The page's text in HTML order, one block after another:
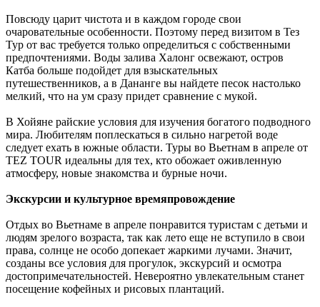
Повсюду царит чистота и в каждом городе свои
очаровательные особенности. Поэтому перед визитом в Тез
Тур от вас требуется только определиться с собственными
предпочтениями. Воды залива Халонг освежают, остров
Катба больше подойдет для взыскательных
путешественников, а в Дананге вы найдете песок настолько
мелкий, что на ум сразу придет сравнение с мукой.
В Хойяне райские условия для изучения богатого подводного
мира. Любителям поплескаться в сильно нагретой воде
следует ехать в южные области. Туры во Вьетнам в апреле от
TEZ TOUR идеальны для тех, кто обожает оживленную
атмосферу, новые знакомства и бурные ночи.
Экскурсии и культурное времяпровождение
Отдых во Вьетнаме в апреле понравится туристам с детьми и
людям зрелого возраста, так как лето еще не вступило в свои
права, солнце не особо допекает жаркими лучами. Значит,
созданы все условия для прогулок, экскурсий и осмотра
достопримечательностей. Невероятно увлекательным станет
посещение кофейных и рисовых плантаций.